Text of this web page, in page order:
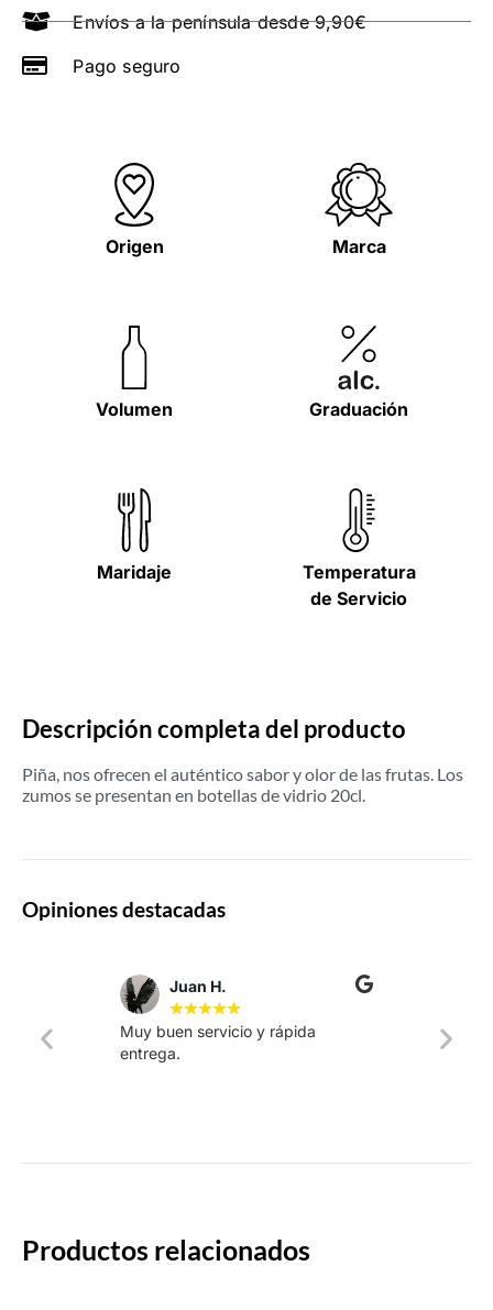
Envíos a la península desde 9,90€
Pago seguro
Origen Marca
Volumen Graduación
Maridaje
Temperatura
de Servicio
Descripción completa del producto
Piña, nos ofrecen el auténtico sabor y olor de las frutas. Los
zumos se presentan en botellas de vidrio 20cl.
Opiniones destacadas
Juan H.
★★★★★
Muy buen servicio y rápida
entrega.
La
Productos relacionados